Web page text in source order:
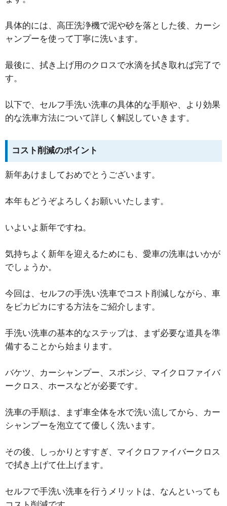
具体的には、高圧洗浄機で泥や砂を落とした後、カーシ
ャンプーを使って丁寧に洗います。
最後に、拭き上げ用のクロスで水滴を拭き取れば完了で
す。
以下で、セルフ手洗い洗車の具体的な手順や、より効果
的な洗車方法について詳しく解説していきます。
コスト削減のポイント
新年あけましておめでとうございます。
本年もどうぞよろしくお願いいたします。
いよいよ新年ですね。
気持ちよく新年を迎えるためにも、愛車の洗車はいかが
でしょうか。
今回は、セルフの手洗い洗車でコスト削減しながら、車
をピカピカにする方法をご紹介します。
手洗い洗車の基本的なステップは、まず必要な道具を準
備することから始まります。
バケツ、カーシャンプー、スポンジ、マイクロファイバ
ークロス、ホースなどが必要です。
洗車の手順は、まず車全体を水で洗い流してから、カー
シャンプーを泡立てて優しく洗います。
その後、しっかりとすすぎ、マイクロファイバークロス
で拭き上げて仕上げます。
セルフで手洗い洗車を行うメリットは、なんといっても